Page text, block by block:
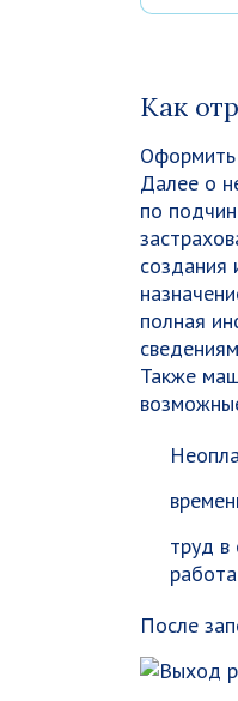
Как
Оформить
Далее о
по
создания
полная
Также
труд в
После